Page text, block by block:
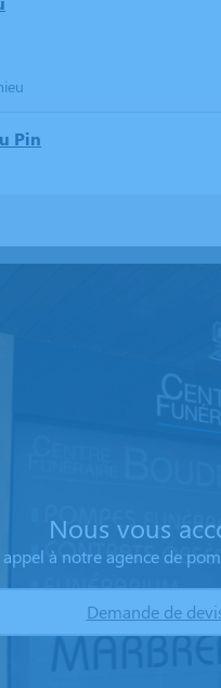
Pin
Nous vous
appel à notre agence de
Demande de